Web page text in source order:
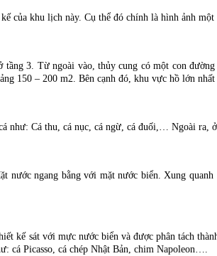
của khu lịch này. Cụ thể đó chính là hình ảnh
3. Từ ngoài vào, thủy cung có một con
150 – 200 m2. Bên cạnh đó, khu vực hồ lớn
như: Cá thu, cá nục, cá ngừ, cá đuối,… Ngoài ra,
ngang bằng với mặt nước biển. Xung
kế sát với mực nước biển và được phân tách
cá Picasso, cá chép Nhật Bản, chim Napoleon….